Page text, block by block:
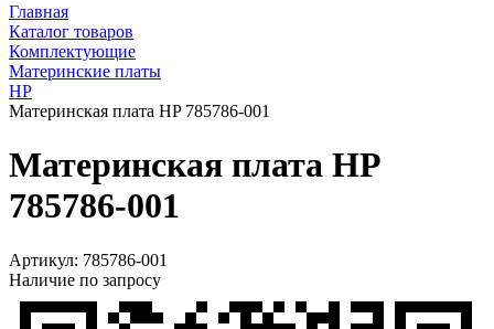
Главная
Каталог товаров
Комплектующие
Материнские платы
HP
Материнская плата HP 785786-001
Материнская плата HP
785786-001
Артикул: 785786-001
Наличие по запросу